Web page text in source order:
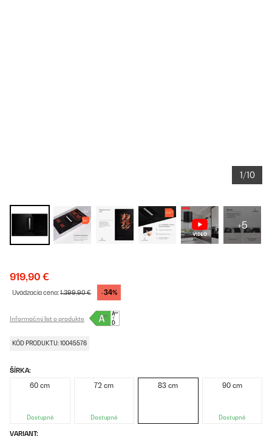
1/10
+5
919,90 €
Uvádzacia cena:1.399,90 € -34%
Informačný list o produkte
KÓD PRODUKTU: 10045576
ŠÍRKA:
60 cm
Dostupné
72 cm
Dostupné
83 cm 90 cm
Dostupné
VARIANT: